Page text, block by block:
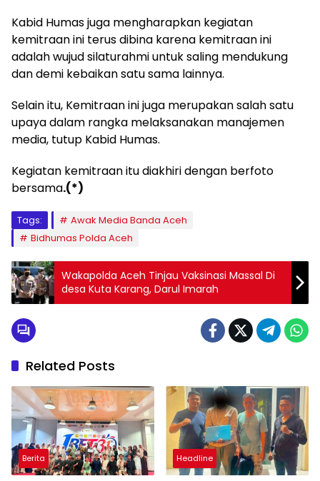
Kabid Humas juga mengharapkan kegiatan
kemitraan ini terus dibina karena kemitraan ini
adalah wujud silaturahmi untuk saling mendukung
dan demi kebaikan satu sama lainnya.
Selain itu, Kemitraan ini juga merupakan salah satu
upaya dalam rangka melaksanakan manajemen
media, tutup Kabid Humas.
Kegiatan kemitraan itu diakhiri dengan berfoto
bersama.(*)
Tags:
Awak Media Banda Aceh
Bidhumas Polda Aceh
Wakapolda Aceh Tinjau Vaksinasi Massal Di
desa Kuta Karang, Darul Imarah
Related Posts
Berita Headline